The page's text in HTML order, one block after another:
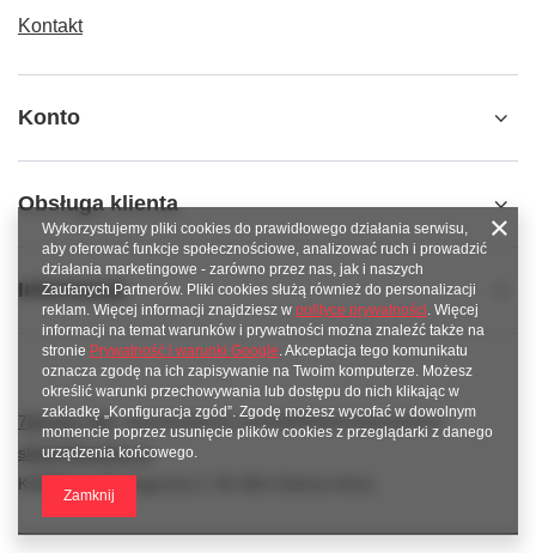
Kontakt
Konto
Obsługa klienta
Informacje
789 221 795
www.facebook.com/KAROlineZielonaGora
sklep@karoline.pl
KAROline
Wykorzystujemy pliki cookies do prawidłowego działania serwisu,
aby oferować funkcje społecznościowe, analizować ruch i prowadzić
działania marketingowe - zarówno przez nas, jak i naszych
Zaufanych Partnerów. Pliki cookies służą również do personalizacji
reklam. Więcej informacji znajdziesz w polityce prywatności. Więcej
informacji na temat warunków i prywatności można znaleźć także na
stronie Prywatność i warunki Google. Akceptacja tego komunikatu
oznacza zgodę na ich zapisywanie na Twoim komputerze. Możesz
określić warunki przechowywania lub dostępu do nich klikając w
zakładkę „Konfiguracja zgód”. Zgodę możesz wycofać w dowolnym
momencie poprzez usunięcie plików cookies z przeglądarki z danego
urządzenia końcowego.
Zamknij